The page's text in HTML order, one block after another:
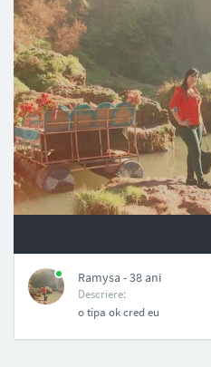
Ramysa - 38 ani
Descriere:
o tipa ok cred eu